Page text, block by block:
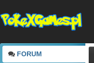
FORUM